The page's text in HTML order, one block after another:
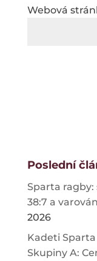
Webová
Poslední
Sparta ragby:
38:7 a
2026
Kadeti
Skupiny A: